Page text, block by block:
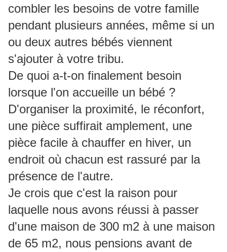
combler les besoins de votre famille
pendant plusieurs années, même si un
ou deux autres bébés viennent
s'ajouter à votre tribu.
De quoi a-t-on finalement besoin
lorsque l'on accueille un bébé ?
D'organiser la proximité, le réconfort,
une pièce suffirait amplement, une
pièce facile à chauffer en hiver, un
endroit où chacun est rassuré par la
présence de l'autre.
Je crois que c'est la raison pour
laquelle nous avons réussi à passer
d'une maison de 300 m2 à une maison
de 65 m2, nous pensions avant de